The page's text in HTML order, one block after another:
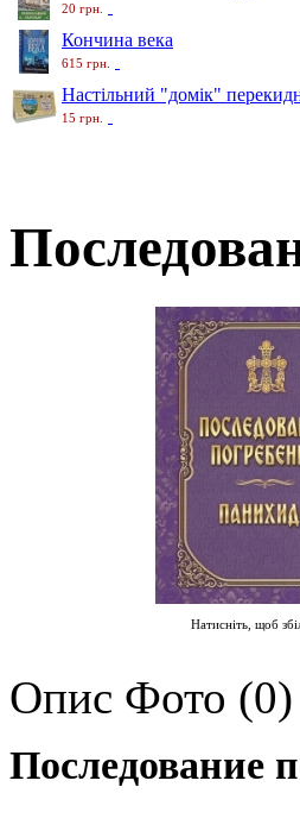
20 грн.
Кончина века
615 грн.
Настільний "домік"
15 грн.
Натисніть, щоб
Опис Фото (0)
Последование